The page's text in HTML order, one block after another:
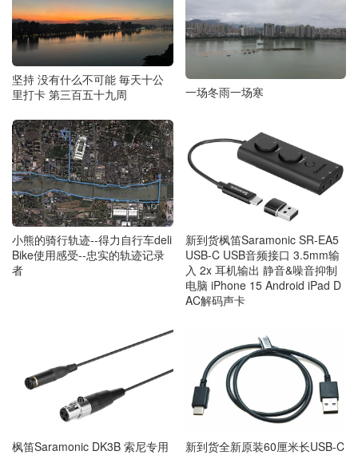
坚持 没有什么不可能 毎天十公
里打卡 第三百五十九周
一场冬雨一场寒
小熊的骑行轨迹--得力自行车deli
Bike使用感受--忠实的轨迹记录
者
新到货枫笛Saramonic SR-EA5
USB-C USB音频接口 3.5mm输
入 2x 耳机输出 静音&噪音抑制
电脑 iPhone 15 Android iPad D
AC解码声卡
枫笛Saramonic DK3B 索尼专用
新到货全新原装60厘米长USB-C